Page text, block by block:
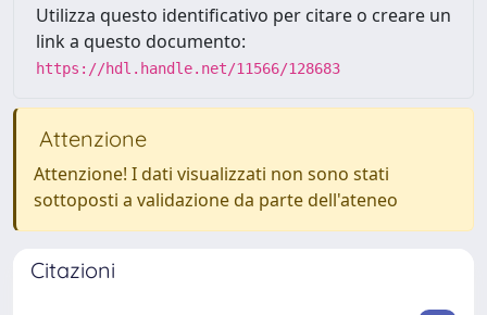
Utilizza questo identificativo per citare o creare un
link a questo documento:
https://hdl.handle.net/11566/128683
Attenzione
Attenzione! I dati visualizzati non sono stati
sottoposti a validazione da parte dell'ateneo
Citazioni